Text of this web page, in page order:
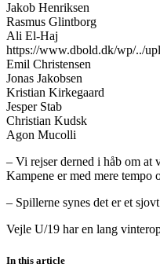
Jakob Henriksen
Rasmus Glintborg
Ali El-Haj
https://www.dbold.dk/wp/../
Emil Christensen
Jonas Jakobsen
Kristian Kirkegaard
Jesper Stab
Christian Kudsk
Agon Mucolli
– Vi rejser derned i håb om at
Kampene er med mere
– Spillerne synes det er et
Vejle U/19 har en lang
In this article